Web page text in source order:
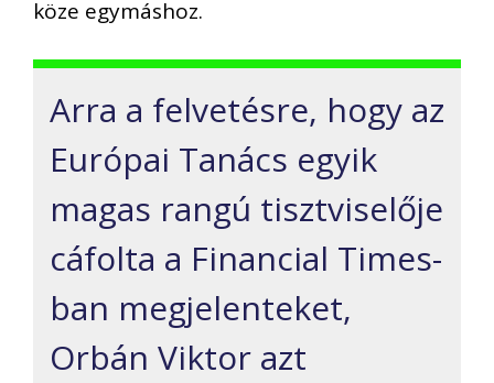
köze egymáshoz.
Arra a felvetésre, hogy az
Európai Tanács egyik
magas rangú tisztviselője
cáfolta a Financial Times-
ban megjelenteket,
Orbán Viktor azt